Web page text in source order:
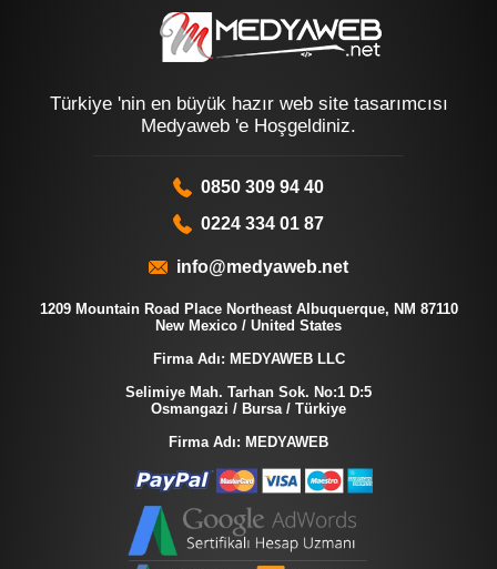
Türkiye 'nin en büyük hazır web site tasarımcısı
Medyaweb 'e Hoşgeldiniz.
0850 309 94 40
0224 334 01 87
info@medyaweb.net
1209 Mountain Road Place Northeast Albuquerque, NM 87110
New Mexico / United States
Firma Adı: MEDYAWEB LLC
Selimiye Mah. Tarhan Sok. No:1 D:5
Osmangazi / Bursa / Türkiye
Firma Adı: MEDYAWEB